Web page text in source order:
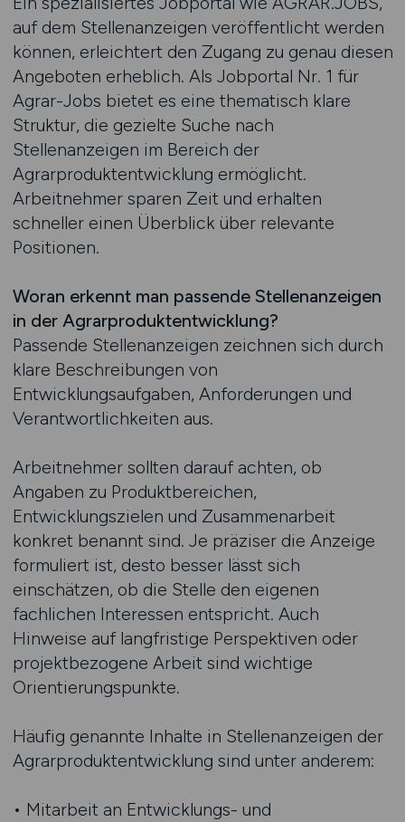
auf dem Stellenanzeigen veröffentlicht werden
können, erleichtert den Zugang zu genau diesen
Angeboten erheblich. Als Jobportal Nr. 1 für
Agrar-Jobs bietet es eine thematisch klare
Struktur, die gezielte Suche nach
Stellenanzeigen im Bereich der
Agrarproduktentwicklung ermöglicht.
Arbeitnehmer sparen Zeit und erhalten
schneller einen Überblick über relevante
Positionen.
Woran erkennt man passende Stellenanzeigen
in der Agrarproduktentwicklung?
Passende Stellenanzeigen zeichnen sich durch
klare Beschreibungen von
Entwicklungsaufgaben, Anforderungen und
Verantwortlichkeiten aus.
Arbeitnehmer sollten darauf achten, ob
Angaben zu Produktbereichen,
Entwicklungszielen und Zusammenarbeit
konkret benannt sind. Je präziser die Anzeige
formuliert ist, desto besser lässt sich
einschätzen, ob die Stelle den eigenen
fachlichen Interessen entspricht. Auch
Hinweise auf langfristige Perspektiven oder
projektbezogene Arbeit sind wichtige
Orientierungspunkte.
Häufig genannte Inhalte in Stellenanzeigen der
Agrarproduktentwicklung sind unter anderem:
• Mitarbeit an Entwicklungs- und